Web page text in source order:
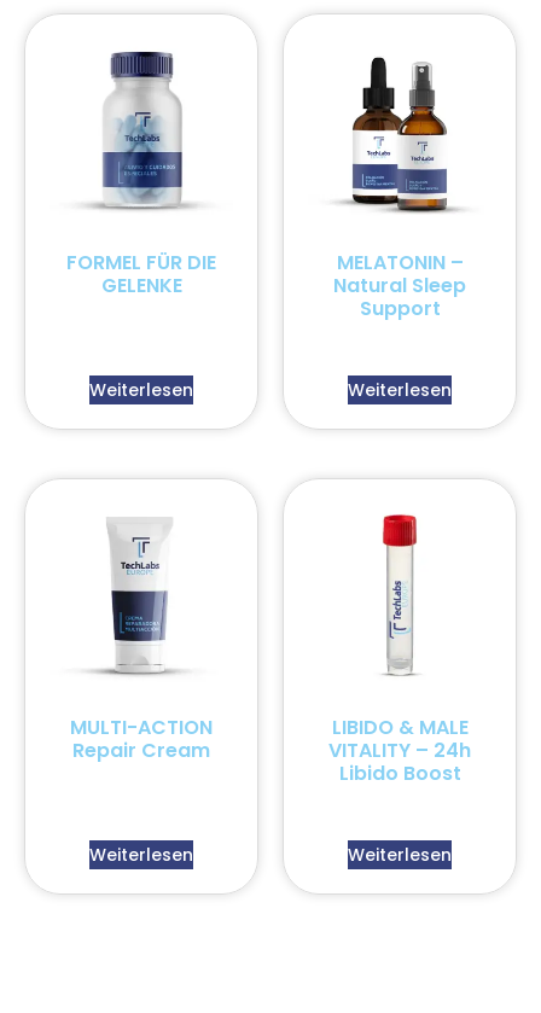
FORMEL FÜR DIE
GELENKE
Weiterlesen
MELATONIN –
Natural Sleep
Support
Weiterlesen
MULTI-ACTION
Repair Cream
Weiterlesen
LIBIDO & MALE
VITALITY – 24h
Libido Boost
Weiterlesen